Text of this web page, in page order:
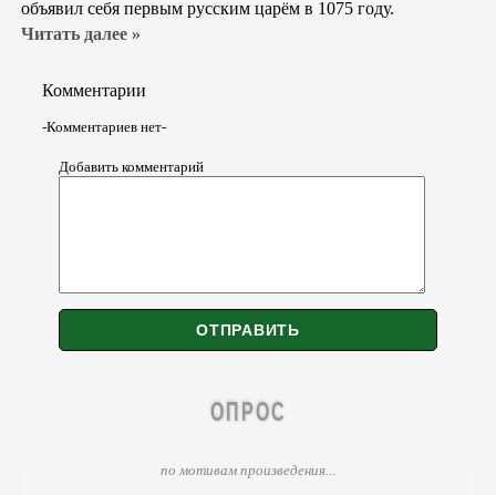
объявил себя первым русским царём в 1075 году.
Читать далее »
Комментарии
-Комментариев нет-
Добавить комментарий
ОПРОС
по мотивам произведения...